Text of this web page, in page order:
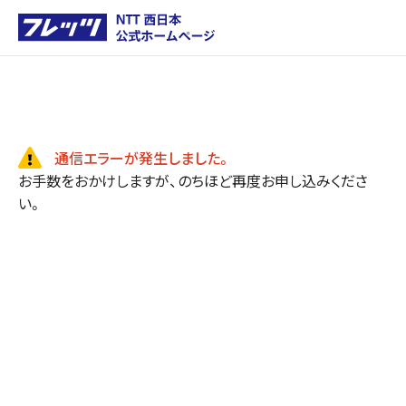
通信エラーが発生しました。
お手数をおかけしますが、のちほど再度お申し込みくださ
い。